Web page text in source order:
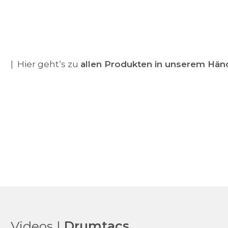
| Hier geht‘s zu allen Produkten in unserem